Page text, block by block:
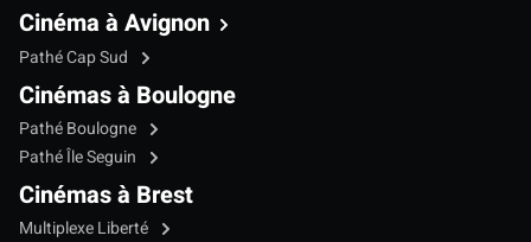
Cinéma à Avignon
Pathé Cap Sud
Cinémas à Boulogne
Pathé Boulogne
Pathé Île Seguin
Cinémas à Brest
Multiplexe Liberté